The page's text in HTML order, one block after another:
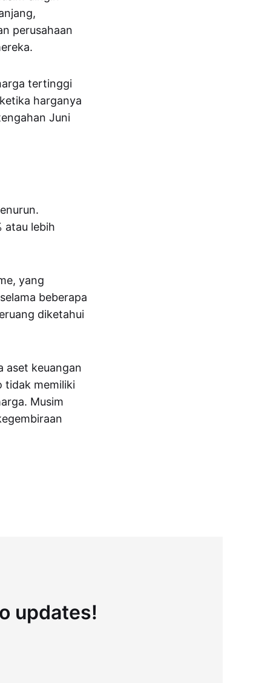
perusahaan
tertinggi
harganya
Juni
atau lebih
yang
beberapa
diketahui
aset keuangan
tidak memiliki
Musim
updates!